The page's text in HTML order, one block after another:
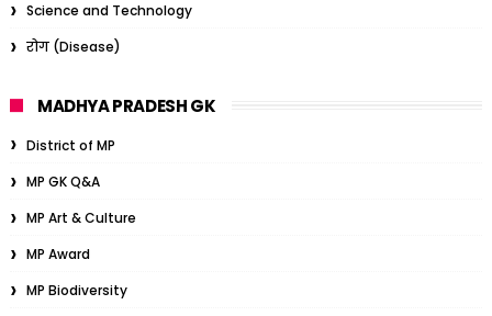
Science and Technology
रोग (Disease)
MADHYA PRADESH GK
District of MP
MP GK Q&A
MP Art & Culture
MP Award
MP Biodiversity